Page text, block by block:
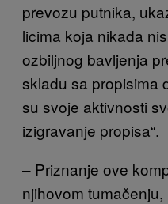
prevozu putnika,
licima koja nikada
ozbiljnog bavljenja
skladu sa propisima
su svoje aktivnosti
izigravanje propisa“.
– Priznanje ove
njihovom